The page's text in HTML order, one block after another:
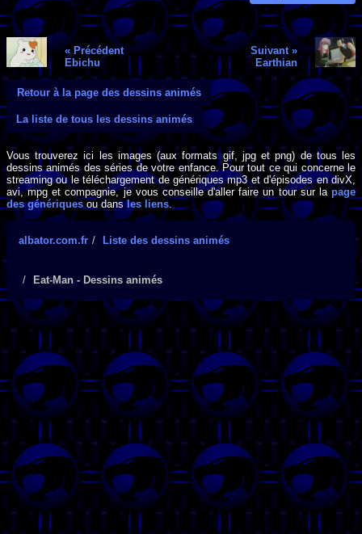
« Précédent
Ebichu
Suivant »
Earthian
Retour à la page des dessins animés
La liste de tous les dessins animés
Vous trouverez ici les images (aux formats gif, jpg et png) de tous les
dessins animés des séries de votre enfance. Pour tout ce qui concerne le
streaming ou le téléchargement de génériques mp3 et d'épisodes en divX,
avi, mpg et compagnie, je vous conseille d'aller faire un tour sur la page
des génériques ou dansles liens
albator.com.fr Liste des dessins animés
Eat-Man - Dessins animés